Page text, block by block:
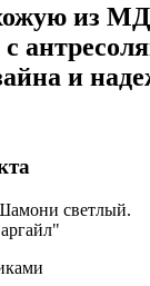
из
и
светлый.